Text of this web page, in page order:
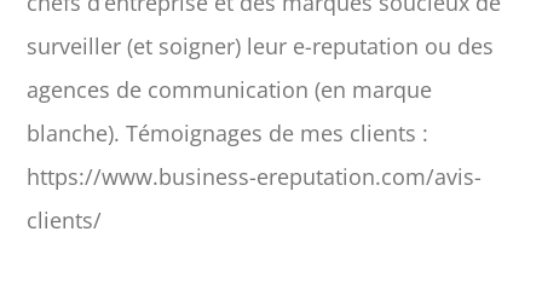
surveiller (et soigner) leur e-reputation ou des
agences de communication (en marque
blanche). Témoignages de mes clients :
https://www.business-ereputation.com/avis-
clients/